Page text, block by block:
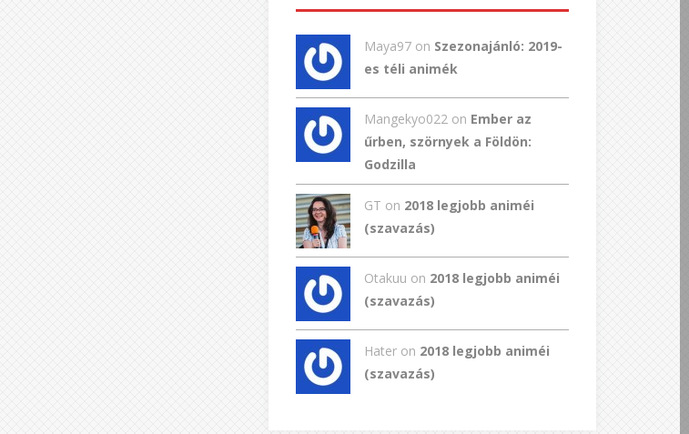
Maya97 on Szezonajánló: 2019-
es téli animék
Mangekyo022 on Ember az
űrben, szörnyek a Földön:
Godzilla
GT on 2018 legjobb animéi
(szavazás)
Otakuu on 2018 legjobb animéi
(szavazás)
Hater on 2018 legjobb animéi
(szavazás)